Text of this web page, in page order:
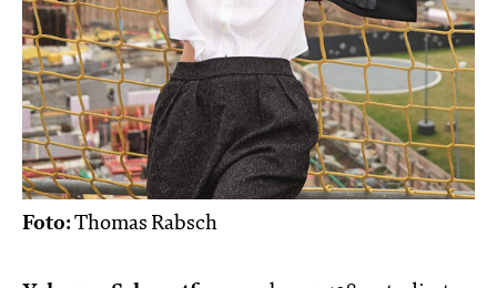
Foto:Thomas Rabsch